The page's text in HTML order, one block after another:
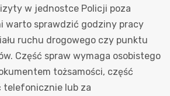
w jednostce Policji poza
warto sprawdzić godziny pracy
ruchu drogowego czy punktu
Część spraw wymaga osobistego
tożsamości, część
telefonicznie lub za